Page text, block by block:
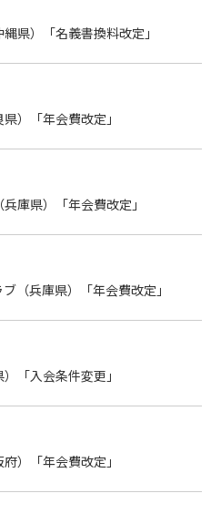
県）「名義書換料改定」
）「年会費改定」
庫県）「年会費改定」
（兵庫県）「年会費改定」
「入会条件変更」
）「年会費改定」